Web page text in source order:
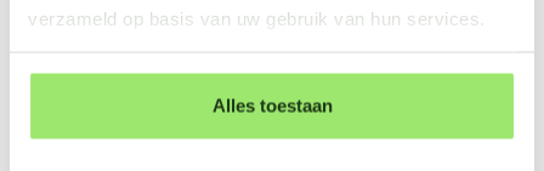
verzameld op basis van uw gebruik van hun services.
Alles toestaan
belangrijke processen in het hoofd te combineren op het
Alle wetenschappelijke kennis en praktijkervaringen van de